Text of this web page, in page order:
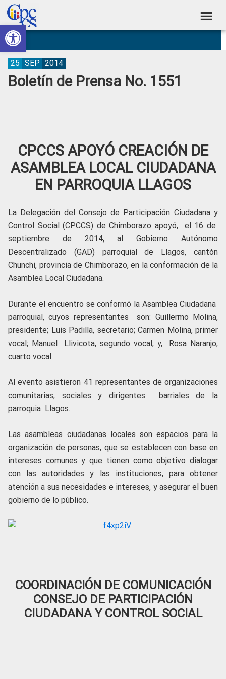
Abrir barra de herramientas
Skip
to
primary
navigation
Skip
to
main
content
Skip
to
primary
sidebar
Skip
to
footer
Consejo
de
Participación
Ciudadana
Construyendo
Poder
Ciudadano
Boletín de Prensa No. 1551
25 SEP 2014
CPCCS APOYÓ CREACIÓN DE
ASAMBLEA LOCAL CIUDADANA
EN PARROQUIA LLAGOS
La Delegación del Consejo de Participación Ciudadana y
Control Social (CPCCS) de Chimborazo apoyó, el 16 de
septiembre de 2014, al Gobierno Autónomo
Descentralizado (GAD) parroquial de Llagos, cantón
Chunchi, provincia de Chimborazo, en la conformación de la
Asamblea Local Ciudadana.
Durante el encuentro se conformó la Asamblea Ciudadana
parroquial, cuyos representantes son: Guillermo Molina,
presidente; Luis Padilla, secretario; Carmen Molina, primer
vocal; Manuel Llivicota, segundo vocal; y, Rosa Naranjo,
cuarto vocal.
Al evento asistieron 41 representantes de organizaciones
comunitarias, sociales y dirigentes barriales de la
parroquia Llagos.
Las asambleas ciudadanas locales son espacios para la
organización de personas, que se establecen con base en
intereses comunes y que tienen como objetivo dialogar
con las autoridades y las instituciones, para obtener
atención a sus necesidades e intereses, y asegurar el buen
gobierno de lo público.
COORDINACIÓN DE COMUNICACIÓN
CONSEJO DE PARTICIPACIÓN
CIUDADANA Y CONTROL SOCIAL